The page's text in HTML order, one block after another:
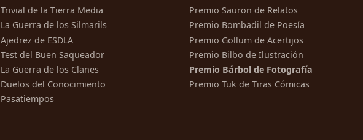
Trivial de la Tierra Media
La Guerra de los Silmarils
Ajedrez de ESDLA
Test del Buen Saqueador
La Guerra de los Clanes
Duelos del Conocimiento
Pasatiempos
Premio Sauron de Relatos
Premio Bombadil de Poesía
Premio Gollum de Acertijos
Premio Bilbo de Ilustración
Premio Bárbol de Fotografía
Premio Tuk de Tiras Cómicas